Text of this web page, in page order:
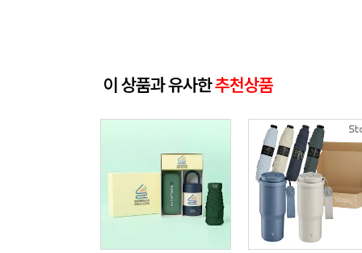
이 상품과 유사한추천상품